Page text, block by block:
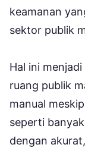
keamanan
sektor publik
Hal ini
ruang publik
manual
seperti
dengan